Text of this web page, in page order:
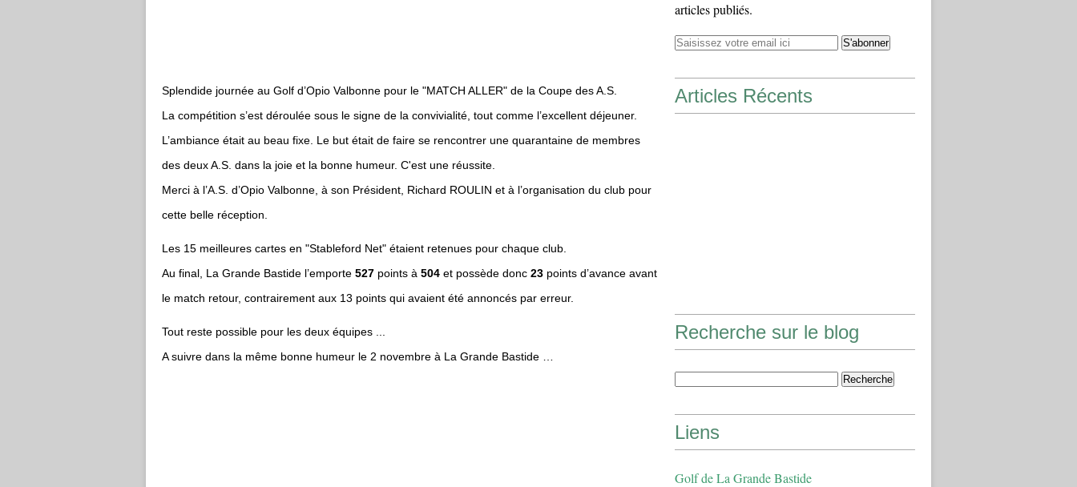
Splendide journée au Golf d’Opio Valbonne pour le "MATCH ALLER" de la Coupe des A.S.
La compétition s’est déroulée sous le signe de la convivialité, tout comme l’excellent déjeuner.
L’ambiance était au beau fixe. Le but était de faire se rencontrer une quarantaine de membres
des deux A.S. dans la joie et la bonne humeur. C'est une réussite.
Merci à l’A.S. d’Opio Valbonne, à son Président, Richard ROULIN et à l’organisation du club pour
cette belle réception.
Les 15 meilleures cartes en "Stableford Net" étaient retenues pour chaque club.
Au final, La Grande Bastide l’emporte 527 points à 504 et possède donc 23 points d’avance avant
le match retour, contrairement aux 13 points qui avaient été annoncés par erreur.
Tout reste possible pour les deux équipes ...
A suivre dans la même bonne humeur le 2 novembre à La Grande Bastide …
articles publiés.
Articles Récents
Recherche sur le blog
Liens
Golf de La Grande Bastide